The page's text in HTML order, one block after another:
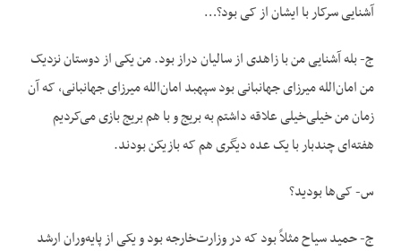
آشنایی سرکار با ایشان از کی بود؟…
ج- بله آشنایی من با زاهدی از سالیان دراز بود. من یکی از دوستان نزدیک
من امان‌الله میرزای جهانبانی بود سپهبد امان‌الله میرزای جهانبانی، که آن
زمان من خیلی‌خیلی علاقه داشتم به بریج و با هم بریج بازی می‌کردیم
هفته‌ای چندبار با یک عده دیگری هم که بازیکن بودند.
س- کی‌ها بودید؟
ج- حمید سیاح مثلاً بود که در وزارت‌خارجه بود و یکی از پایه‌وران ارشد